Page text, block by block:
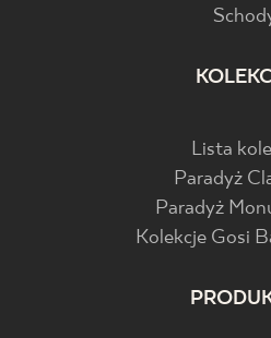
Lista
Paradyż
Paradyż
Kolekcje Gosi